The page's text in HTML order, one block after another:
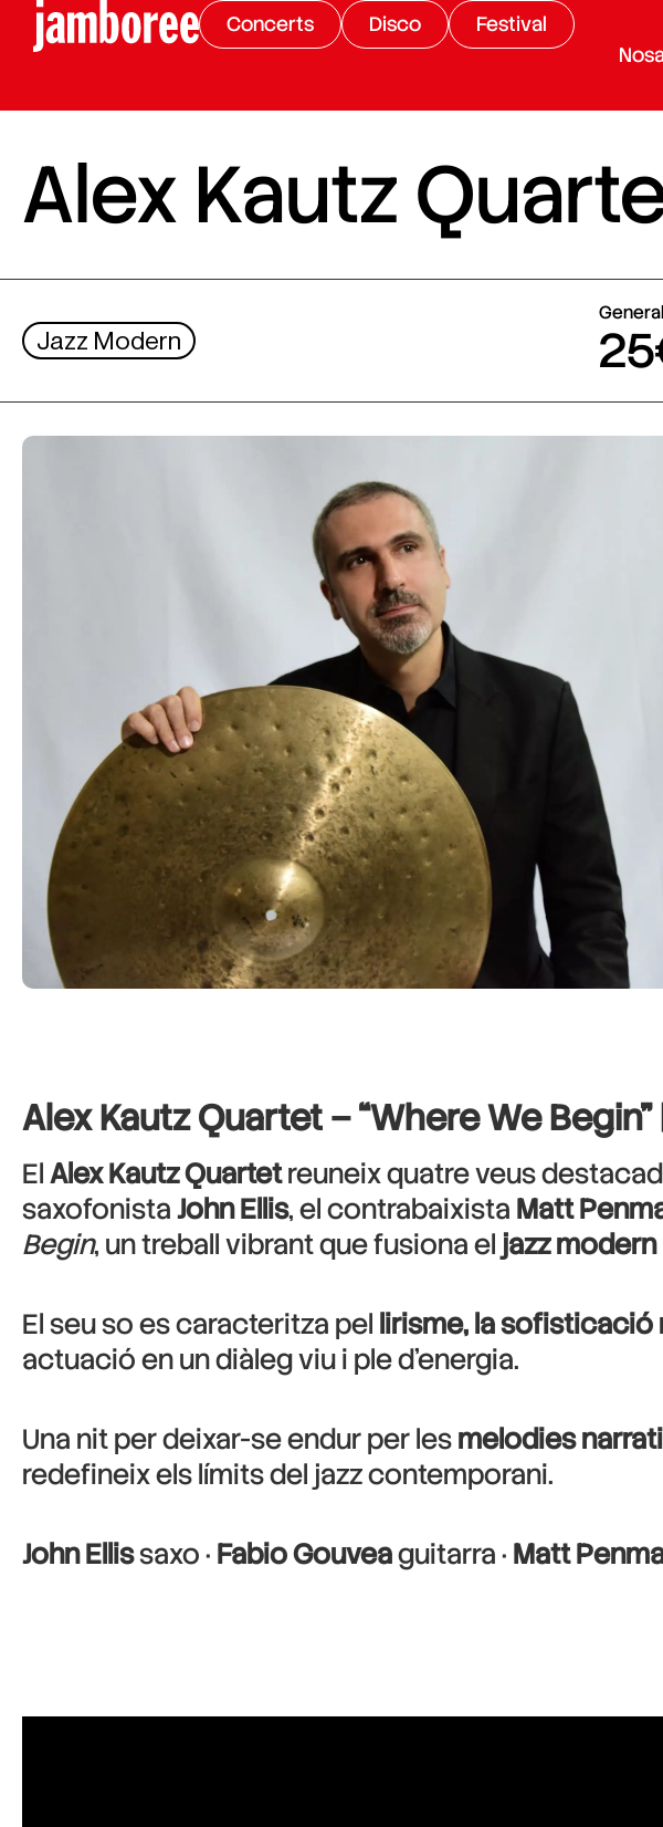
Concerts Disco
Festival
Alex Kautz
Jazz Modern
General
Alex Kautz Quartet – “Where We
ElAlex Kautz Quartetreuneix quatre veus
saxofonistaJohn Ellis, el contrabaixista Matt
Begin, un treball vibrant que fusiona el jazz modern
El seu so es caracteritza pel lirisme, la
actuació en un diàleg viu i ple d’energia.
Una nit per deixar-se endur per lesmelodies
redefineix els límits del jazz contemporani.
John Ellissaxo · Fabio Gouveaguitarra · Matt